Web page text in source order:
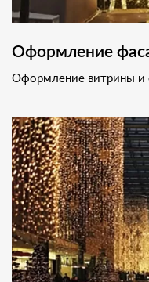
Оформление
Оформление витрины и